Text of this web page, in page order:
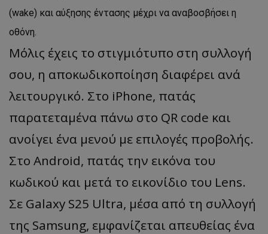
(wake) και αύξησης έντασης μέχρι να αναβοσβήσει η
οθόνη.
Μόλις έχεις το στιγμιότυπο στη συλλογή
σου, η αποκωδικοποίηση διαφέρει ανά
λειτουργικό. Στο iPhone, πατάς
παρατεταμένα πάνω στο QR code και
ανοίγει ένα μενού με επιλογές προβολής.
Στο Android, πατάς την εικόνα του
κωδικού και μετά το εικονίδιο του Lens.
Σε Galaxy S25 Ultra, μέσα από τη συλλογή
της Samsung, εμφανίζεται απευθείας ένα